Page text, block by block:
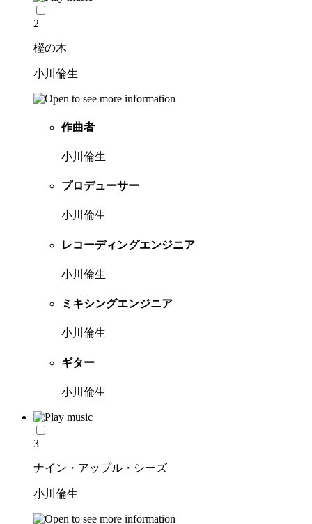
2
樫の木
小川倫生
作曲者
小川倫生
プロデューサー
小川倫生
レコーディングエンジニア
小川倫生
ミキシングエンジニア
小川倫生
ギター
小川倫生
3
ナイン・アップル・シーズ
小川倫生